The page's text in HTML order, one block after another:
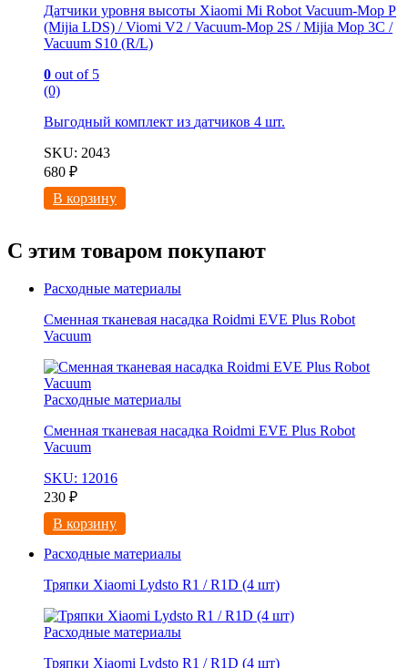
Датчики уровня высоты Xiaomi Mi Robot Vacuum-Mop P
(Mijia LDS) / Viomi V2 / Vacuum-Mop 2S / Mijia Mop 3C /
Vacuum S10 (R/L)
0 out of 5
(0)
Выгодный комплект из датчиков 4 шт.
SKU: 2043
680 ₽
В корзину
С этим товаром покупают
Расходные материалы
Сменная тканевая насадка Roidmi EVE Plus Robot
Vacuum
Расходные материалы
Сменная тканевая насадка Roidmi EVE Plus Robot
Vacuum
SKU: 12016
230 ₽
В корзину
Расходные материалы
Тряпки Xiaomi Lydsto R1 / R1D (4 шт)
Расходные материалы
Тряпки Xiaomi Lydsto R1 / R1D (4 шт)